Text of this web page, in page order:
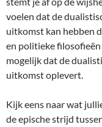
voelen dat de
uitkomst kan hebben
en politieke
mogelijk dat de
uitkomst oplevert.
Kijk eens naar wat
de epische strijd